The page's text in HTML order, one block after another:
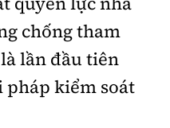
nếu không có sự
chống tham
lần đầu tiên
pháp kiểm soát